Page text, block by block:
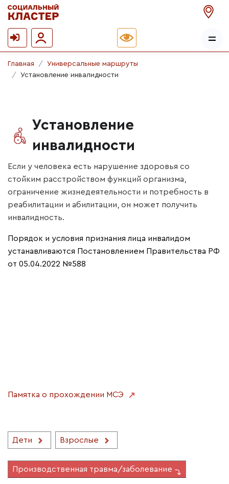
Главная
Универсальные маршруты
Установление инвалидности
Установление
инвалидности
Если у человека есть нарушение здоровья со
стойким расстройством функций организма,
ограничение жизнедеятельности и потребность в
реабилитации и абилитации, он может получить
инвалидность.
Порядок и условия признания лица инвалидом
устанавливаются Постановлением Правительства РФ
от 05.04.2022 №588
Памятка о прохождении МСЭ
Дети Взрослые
Производственная травма/заболевание